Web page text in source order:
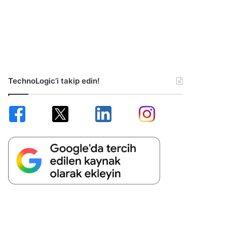
TechnoLogic’i takip edin!